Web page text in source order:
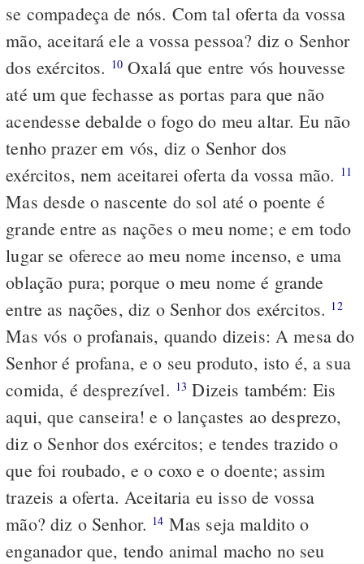
se compadeça de nós. Com tal oferta da vossa
mão, aceitará ele a vossa pessoa? diz o Senhor
dos exércitos. 10Oxalá que entre vós houvesse
até um que fechasse as portas para que não
acendesse debalde o fogo do meu altar. Eu não
tenho prazer em vós, diz o Senhor dos
exércitos, nem aceitarei oferta da vossa mão. 11
Mas desde o nascente do sol até o poente é
grande entre as nações o meu nome; e em todo
lugar se oferece ao meu nome incenso, e uma
oblação pura; porque o meu nome é grande
entre as nações, diz o Senhor dos exércitos. 12
Mas vós o profanais, quando dizeis: A mesa do
Senhor é profana, e o seu produto, isto é, a sua
comida, é desprezível. 13 Dizeis também: Eis
aqui, que canseira! e o lançastes ao desprezo,
diz o Senhor dos exércitos; e tendes trazido o
que foi roubado, e o coxo e o doente; assim
trazeis a oferta. Aceitaria eu isso de vossa
mão? diz o Senhor. 14 Mas seja maldito o
enganador que, tendo animal macho no seu